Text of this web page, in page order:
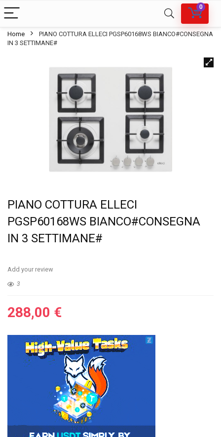
0
Home
PIANO COTTURA ELLECI PGSP60168WS BIANCO#CONSEGNA
IN 3 SETTIMANE#
PIANO COTTURA ELLECI
PGSP60168WS BIANCO#CONSEGNA
IN 3 SETTIMANE#
Add your review
3
288,00 €